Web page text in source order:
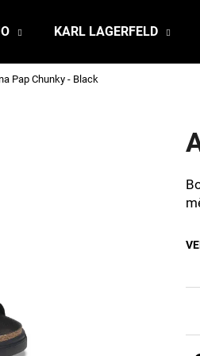
KARL LAGERFELD
Pap Chunky - Black
Co potřebujete najít?